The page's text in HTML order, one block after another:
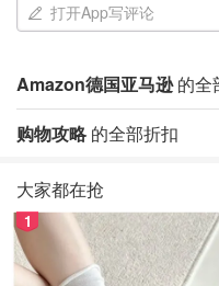
打开App写评论
Amazon德国亚马逊的全
购物攻略的全部折扣
大家都在抢
1